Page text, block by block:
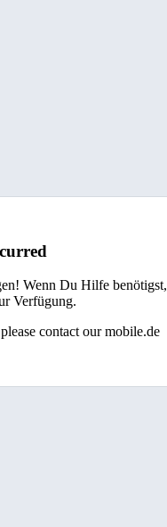
Wenn Du Hilfe benötigst,
Verfügung.
contact our mobile.de